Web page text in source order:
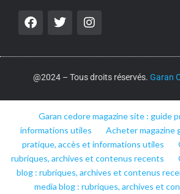
@2024 – Tous droits réservés. Garan
Garan cedore magazine site : guide
informations utiles
Acheter magazine
pratique, accès et informations utiles
rubriques, archives et contenus recents
blog : rubriques, archives et contenus
media blog : rubriques, archives et